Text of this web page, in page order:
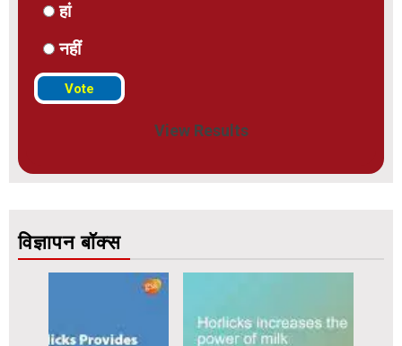
हां
नहीं
View Results
विज्ञापन बॉक्स